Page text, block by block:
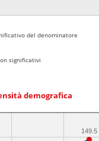
del denominatore
significativi
demografica
149.5